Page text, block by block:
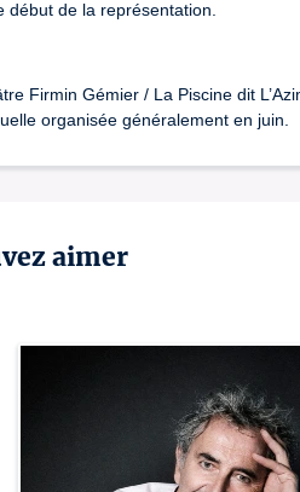
aimer
de la représentation.
Firmin Gémier / La Piscine dit
organisée généralement en juin.